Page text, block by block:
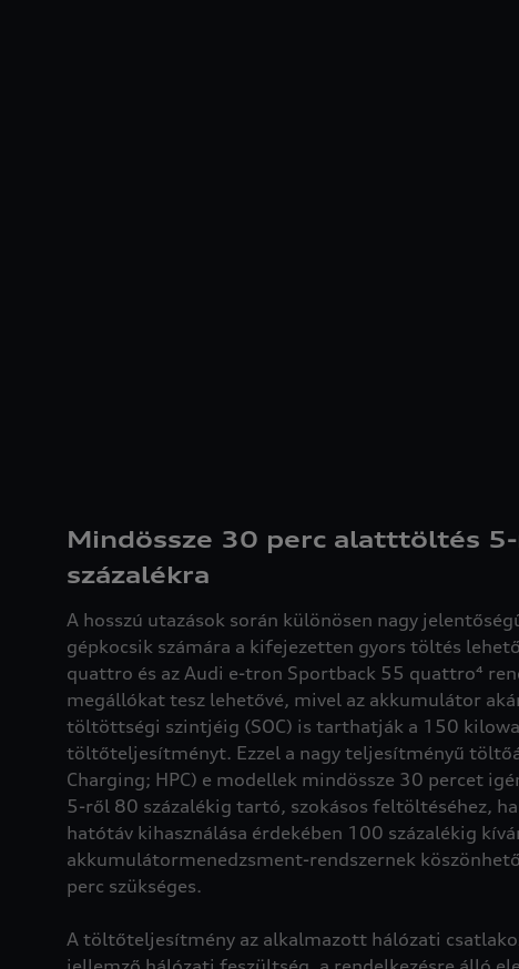
Mindössze 30 perc alatttöltés
százalékra
A hosszú utazások során különösen nagy
gépkocsik számára a kifejezetten gyors töltés
quattro és az Audi e-tron Sportback 55 quattro⁴
megállókat tesz lehetővé, mivel az akkumulátor
töltöttségi szintjéig (SOC) is tarthatják a 150
töltőteljesítményt. Ezzel a nagy teljesítményű
Charging; HPC) e modellek mindössze 30 percet
5-ről 80 százalékig tartó, szokásos feltöltéséhez,
hatótáv kihasználása érdekében 100 százalékig
akkumulátormenedzsment-rendszernek
perc szükséges.
A töltőteljesítmény az alkalmazott hálózati